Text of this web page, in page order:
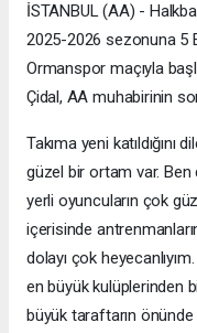
İSTANBUL (AA) -
2025-2026 sezonuna 5
Ormanspor maçıyla
Çidal, AA muhabirinin
Takıma yeni
güzel bir ortam var. Ben
yerli oyuncuların çok
içerisinde
dolayı çok
en büyük kulüplerinden
büyük taraftarın önünde